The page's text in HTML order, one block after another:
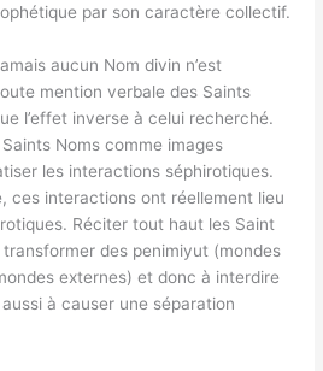
par son caractère collectif.
aucun Nom divin n’est
mention verbale des Saints
l’effet inverse à celui recherché.
Noms comme images
les interactions séphirotiques.
ces interactions ont réellement lieu
Réciter tout haut les Saint
des penimiyut (mondes
externes) et donc à interdire
à causer une séparation